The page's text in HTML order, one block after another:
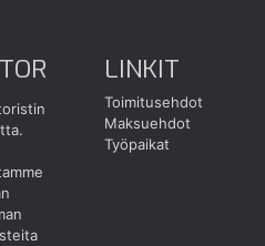
LINKIT
Toimitusehdot
Maksuehdot
Työpaikat